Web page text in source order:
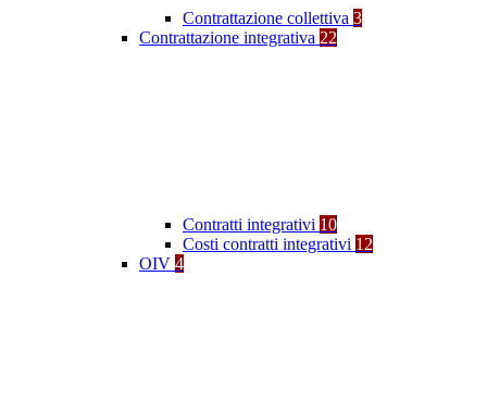
Contrattazione collettiva 3
Contrattazione integrativa 22
Contratti integrativi 10
Costi contratti integrativi 12
OIV 4